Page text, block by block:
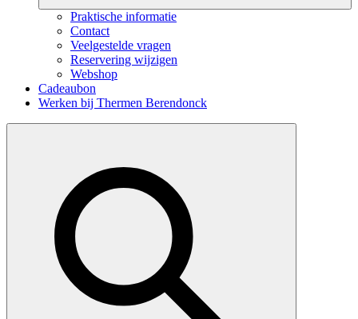
Praktische informatie
Contact
Veelgestelde vragen
Reservering wijzigen
Webshop
Cadeaubon
Werken bij Thermen Berendonck